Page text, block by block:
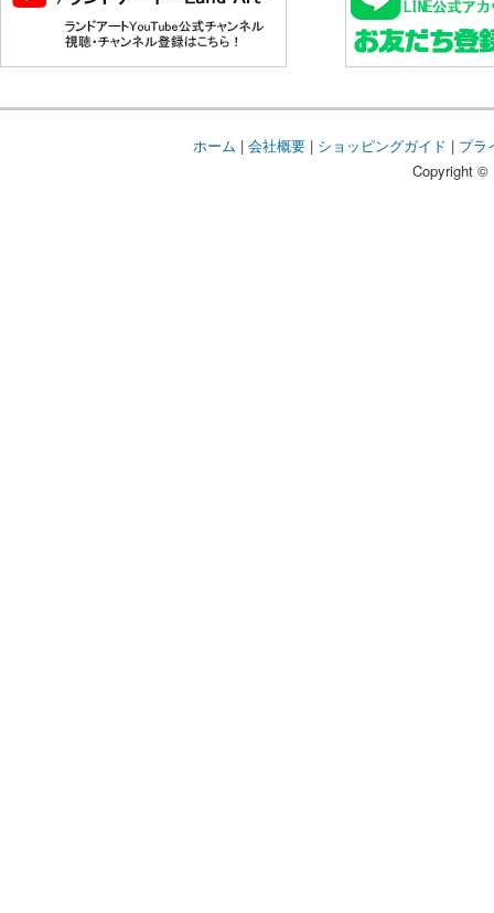
ホーム | 会社概要| ショッピングガイド | プラ
Copyright ©